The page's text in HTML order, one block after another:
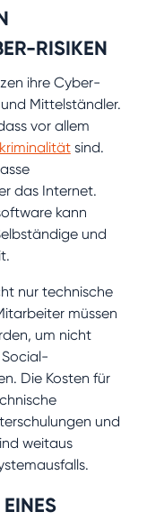
RISIKEN
ihre Cyber-
Mittelständler.
vor allem
sind.
das Internet.
kann
und
nur technische
müssen
um nicht
Die Kosten für
und
weitaus